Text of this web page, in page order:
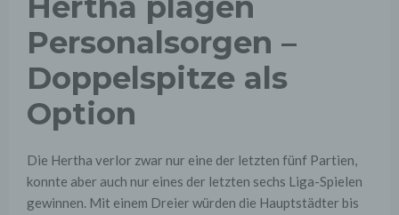
Personalsorgen –
Doppelspitze als
Option
Die Hertha verlor zwar nur eine der letzten fünf Partien,
konnte aber auch nur eines der letzten sechs Liga-Spielen
gewinnen. Mit einem Dreier würden die Hauptstädter bis